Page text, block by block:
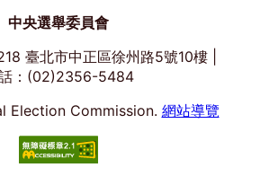
中央選舉委員會
臺北市中正區徐州路5號10樓 |
：(02)2356-5484
Election Commission. 網站導覽